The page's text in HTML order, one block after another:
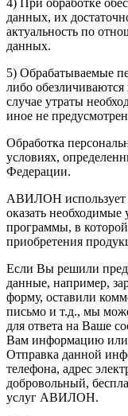
данных, их
актуальность по
данных.
5) Обрабатываемые
либо
случае утраты
иное не
Обработка
условиях,
Федерации.
АВИЛОН использует
оказать
программы, в
приобретения
Если Вы решили
данные, например,
форму, оставили
письмо и т.д., мы
для ответа на Ваше
Вам информацию или
Отправка данной
телефона, адрес
добровольный,
услуг АВИЛОН.